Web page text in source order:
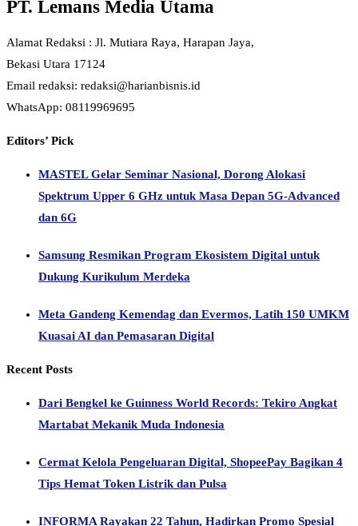
Editors’ Pick
MASTEL Gelar Seminar Nasional, Dorong Alokasi
Spektrum Upper 6 GHz untuk Masa Depan 5G-Advanced
dan 6G
Dukung Kurikulum Merdeka
Dari Bengkel ke Guinness World Records: Tekiro Angkat
Cermat Kelola Pengeluaran Digital, ShopeePay Bagikan 4
REDAKSI
@2021 - All Right Reserved. harianbisnis.id